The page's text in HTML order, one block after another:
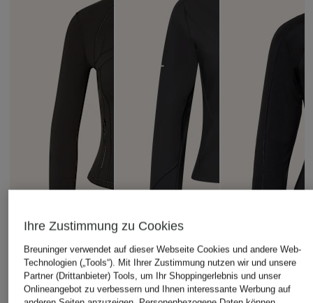
Ihre Zustimmung zu Cookies
Breuninger verwendet auf dieser Webseite Cookies und andere Web-
Technologien („Tools“). Mit Ihrer Zustimmung nutzen wir und unsere
Partner (Drittanbieter) Tools, um Ihr Shoppingerlebnis und unser
Onlineangebot zu verbessern und Ihnen interessante Werbung auf